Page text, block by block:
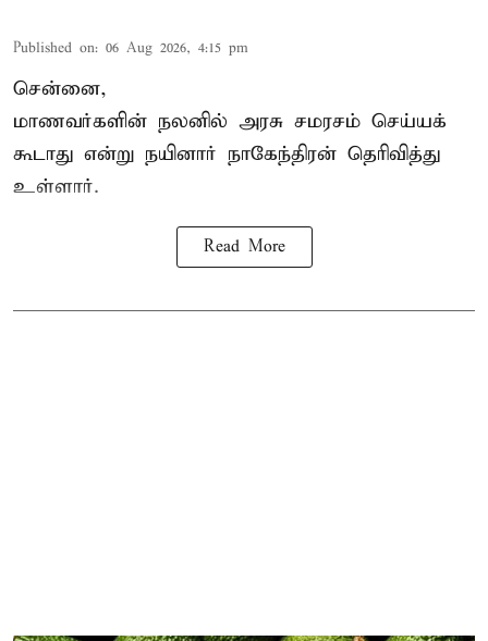
Published on: 06 Aug 2026, 4:15 pm
சென்னை,
மாணவர்களின் நலனில் அரசு சமரசம் செய்யக்
கூடாது என்று நயினார் நாகேந்திரன் தெரிவித்து
உள்ளார்.
Read More